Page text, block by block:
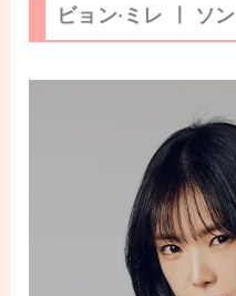
ビョン·ミレ ㅣ ソ